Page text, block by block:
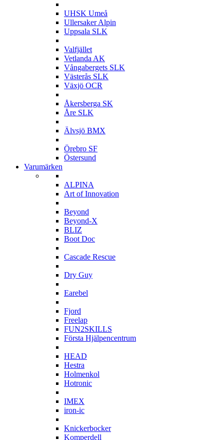
UHSK Umeå
Ullersaker Alpin
Uppsala SLK
Valfjället
Vetlanda AK
Vångabergets SLK
Västerås SLK
Växjö OCR
Åkersberga SK
Åre SLK
Älvsjö BMX
Örebro SF
Östersund
Varumärken
ALPINA
Art of Innovation
Beyond
Beyond-X
BLIZ
Boot Doc
Cascade Rescue
Dry Guy
Earebel
Fjord
Freelap
FUN2SKILLS
Första Hjälpencentrum
HEAD
Hestra
Holmenkol
Hotronic
IMEX
iron-ic
Knickerbocker
Komperdell